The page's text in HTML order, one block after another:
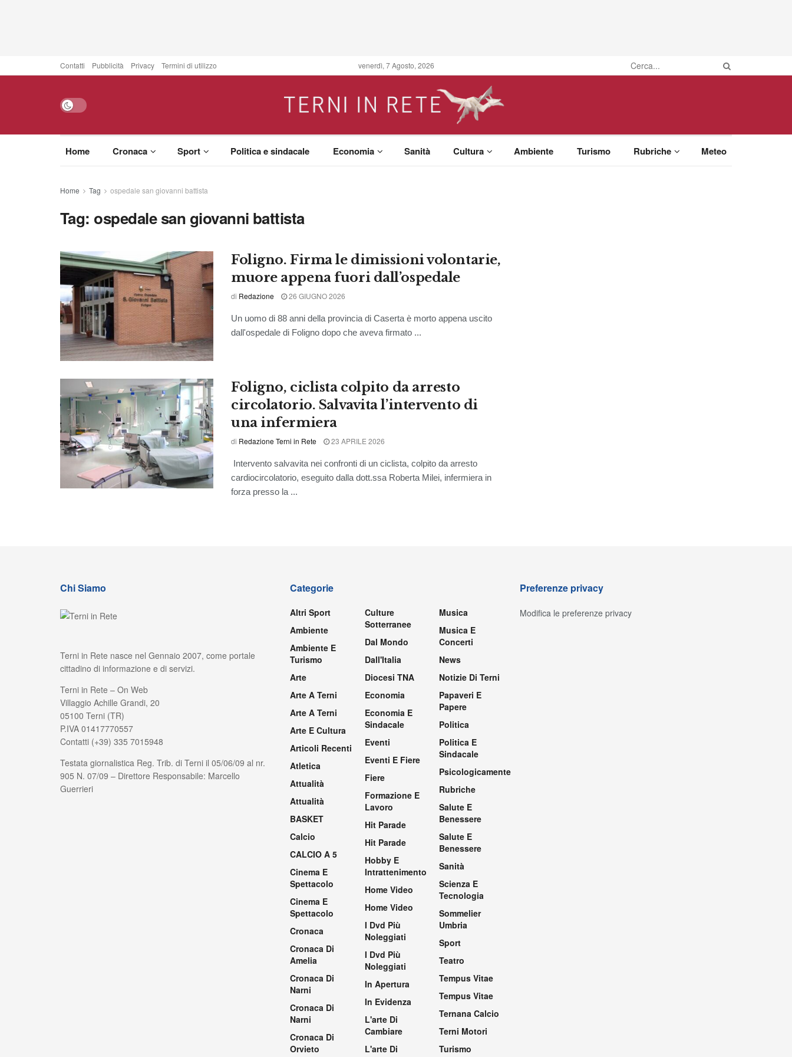
Contatti Pubblicità Privacy Termini di utilizzo venerdì, 7 Agosto, 2026
Home Cronaca Sport Politica e sindacale Economia Sanità Cultura Ambiente Turismo Rubriche Meteo
Home Tag ospedale san giovanni battista
Tag: ospedale san giovanni battista
Foligno. Firma le dimissioni volontarie,
muore appena fuori dall’ospedale
di Redazione 26 GIUGNO 2026
Un uomo di 88 anni della provincia di Caserta è morto appena uscito
dall'ospedale di Foligno dopo che aveva firmato ...
Foligno, ciclista colpito da arresto
circolatorio. Salvavita l’intervento di
una infermiera
di Redazione Terni in Rete 23 APRILE 2026
Intervento salvavita nei confronti di un ciclista, colpito da arresto
cardiocircolatorio, eseguito dalla dott.ssa Roberta Milei, infermiera in
forza presso la ...
Chi Siamo
Terni in Rete nasce nel Gennaio 2007, come portale
cittadino di informazione e di servizi.
Terni in Rete – On Web
Villaggio Achille Grandi, 20
05100 Terni (TR)
P.IVA 01417770557
Contatti (+39) 335 7015948
Testata giornalistica Reg. Trib. di Terni il 05/06/09 al nr.
905 N. 07/09 – Direttore Responsabile: Marcello
Guerrieri
Categorie
Altri Sport
Ambiente
Ambiente E
Turismo
Arte
Arte A Terni
Arte A Terni
Arte E Cultura
Articoli Recenti
Atletica
Attualità
Attualità
BASKET
Calcio
CALCIO A 5
Cinema E
Spettacolo
Cinema E
Spettacolo
Cronaca
Cronaca Di
Amelia
Cronaca Di
Narni
Cronaca Di
Narni
Cronaca Di
Orvieto
Culture
Sotterranee
Dal Mondo
Dall'Italia
Diocesi TNA
Economia
Economia E
Sindacale
Eventi
Eventi E Fiere
Fiere
Formazione E
Lavoro
Hit Parade
Hit Parade
Hobby E
Intrattenimento
Home Video
Home Video
I Dvd Più
Noleggiati
I Dvd Più
Noleggiati
In Apertura
In Evidenza
L'arte Di
Cambiare
L'arte Di
Musica
Musica E
Concerti
News
Notizie Di Terni
Papaveri E
Papere
Politica
Politica E
Sindacale
Psicologicamente
Rubriche
Salute E
Benessere
Salute E
Benessere
Sanità
Scienza E
Tecnologia
Sommelier
Umbria
Sport
Teatro
Tempus Vitae
Tempus Vitae
Ternana Calcio
Terni Motori
Turismo
Preferenze privacy
Modifica le preferenze privacy